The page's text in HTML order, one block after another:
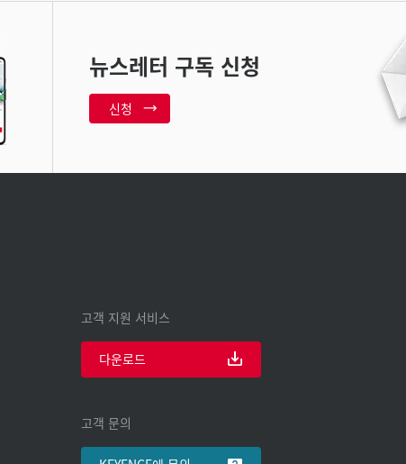
뉴스레터 구독 신청
신청
고객 지원 서비스
다운로드
고객 문의